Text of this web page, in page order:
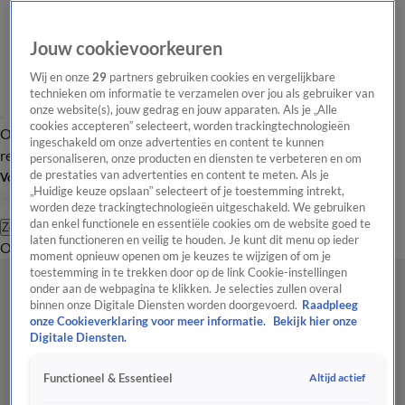
Overzicht Laatste nieuws Regionieuws Het beste van Hart
Tip de
redactie
Volg Hart van Nederland
Zoeken
OverzichtRegioUitzendingenWeerTip de redactiePanelVideo's
Jouw cookievoorkeuren
Wij en onze29 partners gebruiken cookies en vergelijkbare
technieken om informatie te verzamelen over jou als gebruiker van
onze website(s), jouw gedrag en jouw apparaten. Als je „Alle
cookies accepteren” selecteert, worden trackingtechnologieën
ingeschakeld om onze advertenties en content te kunnen
personaliseren, onze producten en diensten te verbeteren en om
de prestaties van advertenties en content te meten. Als je
„Huidige keuze opslaan” selecteert of je toestemming intrekt,
worden deze trackingtechnologieën uitgeschakeld. We gebruiken
dan enkel functionele en essentiële cookies om de website goed te
laten functioneren en veilig te houden. Je kunt dit menu op ieder
moment opnieuw openen om je keuzes te wijzigen of om je
toestemming in te trekken door op de link Cookie-instellingen
onder aan de webpagina te klikken. Je selecties zullen overal
binnen onze Digitale Diensten worden doorgevoerd. Raadpleeg
onze Cookieverklaring voor meer informatie.
Bekijk hier onze
Digitale Diensten.
Functioneel & Essentieel Altijd actief